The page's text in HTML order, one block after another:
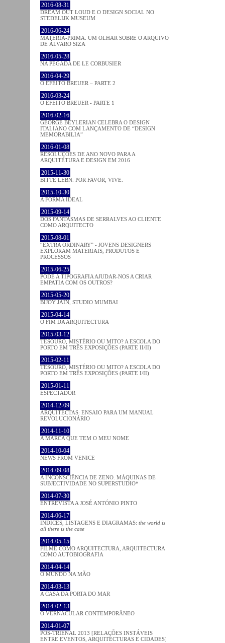
2016-08-31
DREAM OUT LOUD E O DESIGN SOCIAL NO
STEDELIJK MUSEUM
2016-06-24
MATÉRIA-PRIMA. UM OLHAR SOBRE O ARQUIVO
DE ÁLVARO SIZA
2016-05-28
NA PEGADA DE LE CORBUSIER
2016-04-29
O EFEITO BREUER – PARTE 2
2016-03-24
O EFEITO BREUER - PARTE 1
2016-02-16
GEORGE BEYLERIAN CELEBRA O DESIGN
ITALIANO COM LANÇAMENTO DE “DESIGN
MEMORABILIA”
2016-01-08
RESOLUÇÕES DE ANO NOVO PARA A
ARQUITETURA E DESIGN EM 2016
2015-11-30
BITTE LEBN. POR FAVOR, VIVE.
2015-10-30
A FORMA IDEAL
2015-09-14
DOS FANTASMAS DE SERRALVES AO CLIENTE
COMO ARQUITECTO
2015-08-01
“EXTRA ORDINARY” - JOVENS DESIGNERS
EXPLORAM MATERIAIS, PRODUTOS E
PROCESSOS
2015-06-25
PODE A TIPOGRAFIA AJUDAR-NOS A CRIAR
EMPATIA COM OS OUTROS?
2015-05-20
BIJOY JAIN, STUDIO MUMBAI
2015-04-14
O FIM DA ARQUITECTURA
2015-03-12
TESOURO, MISTÉRIO OU MITO? A ESCOLA DO
PORTO EM TRÊS EXPOSIÇÕES (PARTE II/II)
2015-02-11
TESOURO, MISTÉRIO OU MITO? A ESCOLA DO
PORTO EM TRÊS EXPOSIÇÕES (PARTE I/II)
2015-01-11
ESPECTADOR
2014-12-09
ARQUITECTAS: ENSAIO PARA UM MANUAL
REVOLUCIONÁRIO
2014-11-10
A MARCA QUE TEM O MEU NOME
2014-10-04
NEWS FROM VENICE
2014-09-08
A INCONSCIÊNCIA DE ZENO. MÁQUINAS DE
SUBJECTIVIDADE NO SUPERSTUDIO*
2014-07-30
ENTREVISTA A JOSÉ ANTÓNIO PINTO
2014-06-17
ÍNDICES, LISTAGENS E DIAGRAMAS: the world is
all there is the case
2014-05-15
FILME COMO ARQUITECTURA, ARQUITECTURA
COMO AUTOBIOGRAFIA
2014-04-14
O MUNDO NA MÃO
2014-03-13
A CASA DA PORTA DO MAR
2014-02-13
O VERNACULAR CONTEMPORÂNEO
2014-01-07
PÓS-TRIENAL 2013 [RELAÇÕES INSTÁVEIS
ENTRE EVENTOS, ARQUITECTURAS E CIDADES]